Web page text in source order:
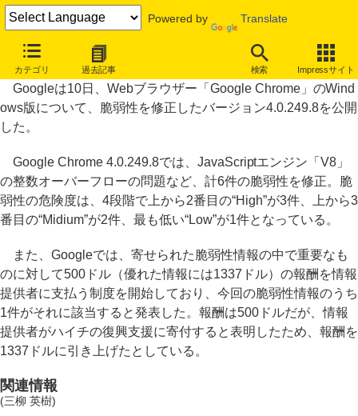
Powered by Translate
カテゴリ 過去記事 検索 Impressサイト
「Google Chrome」の脆弱性修正版が公開
Googleは10日、Webブラウザー「Google Chrome」のWind
ows版について、脆弱性を修正したバージョン4.0.249.8を公開
した。
Google Chrome 4.0.249.8では、JavaScriptエンジン「V8」
の整数オーバーフローの問題など、計6件の脆弱性を修正。脆
弱性の危険度は、4段階で上から2番目の“High”が3件、上から3
番目の“Midium”が2件、最も低い“Low”が1件となっている。
また、Googleでは、寄せられた脆弱性情報の中で重要なも
のに対して500ドル（優れた情報には1337ドル）の報酬を情報
提供者に支払う制度を開始しており、今回の脆弱性情報のうち
1件がそれに該当すると発表した。報酬は500ドルだが、情報
提供者がハイチの復興支援に寄付すると表明したため、報酬を
1337ドルに引き上げたとしている。
関連情報
(三柳 英樹)